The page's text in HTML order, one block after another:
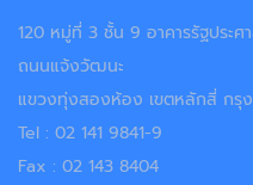
120 หมู่ที่ 3 ชั้น 9 อาคารรัฐประศ
ถนนแจ้งวัฒนะ
แขวงทุ่งสองห้อง เขตหลักสี่ กรุ
Tel : 02 141 9841-9
Fax : 02 143 8404